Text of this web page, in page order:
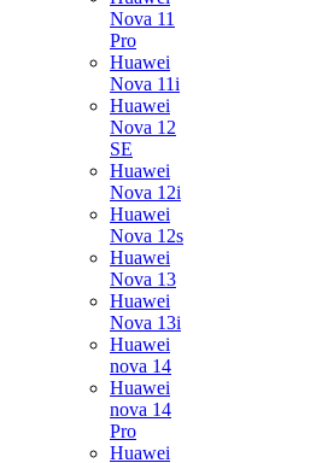
Nova 11
Pro
Huawei
Nova 11i
Huawei
Nova 12
SE
Huawei
Nova 12i
Huawei
Nova 12s
Huawei
Nova 13
Huawei
Nova 13i
Huawei
nova 14
Huawei
nova 14
Pro
Huawei